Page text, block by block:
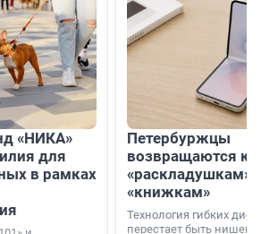
«НИКА»
для
в рамках
Петербуржцы
возвращаются к
«раскладушкам»
«книжкам»
Технология гибких
перестает быть